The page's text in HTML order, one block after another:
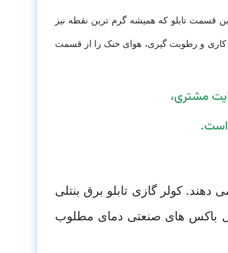
قسمت تابلو که همیشه گرم ترین نقطه نیز
و رطوبت گیری، هوای خنک را از قسمت
مشتری،
است.
دهند.کولر گازی تابلو برق بنتلی
باکس های صنعتی دمای مطلوب